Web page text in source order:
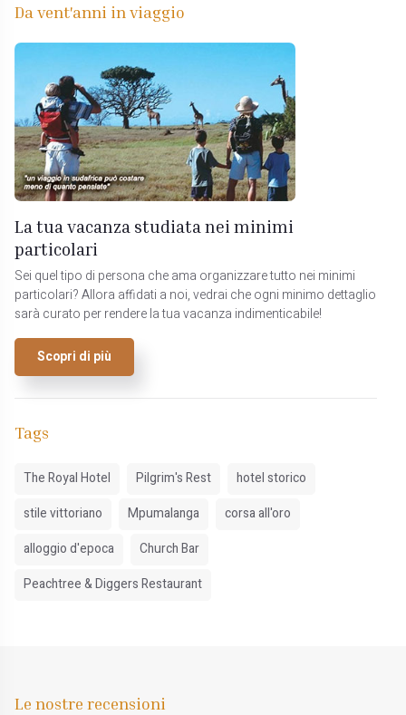
Da vent'anni in viaggio
La tua vacanza studiata nei minimi
particolari
Sei quel tipo di persona che ama organizzare tutto nei minimi
particolari? Allora affidati a noi, vedrai che ogni minimo dettaglio
sarà curato per rendere la tua vacanza indimenticabile!
Scopri di più
Tags
The Royal Hotel Pilgrim's Rest
hotel storico
stile vittoriano
Mpumalanga
corsa all'oro
alloggio d'epoca
Church Bar
Peachtree & Diggers Restaurant
Le nostre recensioni